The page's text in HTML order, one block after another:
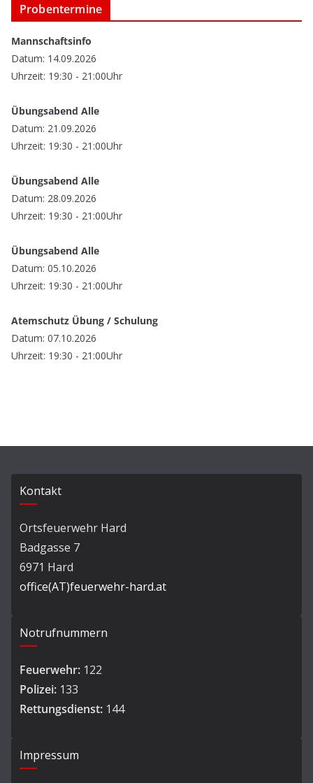
Probentermine
Mannschaftsinfo
Datum: 14.09.2026
Uhrzeit: 19:30 - 21:00Uhr
Übungsabend Alle
Datum: 21.09.2026
Uhrzeit: 19:30 - 21:00Uhr
Übungsabend Alle
Datum: 28.09.2026
Uhrzeit: 19:30 - 21:00Uhr
Übungsabend Alle
Datum: 05.10.2026
Uhrzeit: 19:30 - 21:00Uhr
Atemschutz Übung / Schulung
Datum: 07.10.2026
Uhrzeit: 19:30 - 21:00Uhr
Kontakt
Ortsfeuerwehr Hard
Badgasse 7
6971 Hard
office(AT)feuerwehr-hard.at
Notrufnummern
Feuerwehr: 122
Polizei: 133
Rettungsdienst: 144
Impressum